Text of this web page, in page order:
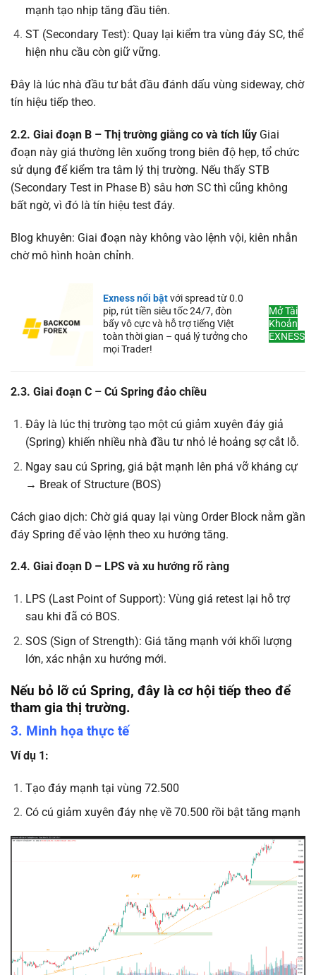
mạnh tạo nhịp tăng đầu tiên.
ST (Secondary Test): Quay lại kiểm tra vùng đáy SC, thể
hiện nhu cầu còn giữ vững.
Đây là lúc nhà đầu tư bắt đầu đánh dấu vùng sideway, chờ
tín hiệu tiếp theo.
2.2. Giai đoạn B – Thị trường giằng co và tích lũy Giai
đoạn này giá thường lên xuống trong biên độ hẹp, tổ chức
sử dụng để kiểm tra tâm lý thị trường. Nếu thấy STB
(Secondary Test in Phase B) sâu hơn SC thì cũng không
bất ngờ, vì đó là tín hiệu test đáy.
Blog khuyên: Giai đoạn này không vào lệnh vội, kiên nhẫn
chờ mô hình hoàn chỉnh.
Exness nổi bậtvới spread từ 0.0
pip, rút tiền siêu tốc 24/7, đòn
bẩy vô cực và hỗ trợ tiếng Việt
toàn thời gian – quá lý tưởng cho
mọi Trader!
Mở Tài
Khoản
EXNESS
2.3. Giai đoạn C – Cú Spring đảo chiều
Đây là lúc thị trường tạo một cú giảm xuyên đáy giả
(Spring) khiến nhiều nhà đầu tư nhỏ lẻ hoảng sợ cắt lỗ.
Ngay sau cú Spring, giá bật mạnh lên phá vỡ kháng cự
→ Break of Structure (BOS)
Cách giao dịch: Chờ giá quay lại vùng Order Block nằm gần
đáy Spring để vào lệnh theo xu hướng tăng.
2.4. Giai đoạn D – LPS và xu hướng rõ ràng
LPS (Last Point of Support): Vùng giá retest lại hỗ trợ
sau khi đã có BOS.
SOS (Sign of Strength): Giá tăng mạnh với khối lượng
lớn, xác nhận xu hướng mới.
Nếu bỏ lỡ cú Spring, đây là cơ hội tiếp theo để
tham gia thị trường.
3. Minh họa thực tế
Ví dụ 1:
Tạo đáy mạnh tại vùng 72.500
Có cú giảm xuyên đáy nhẹ về 70.500 rồi bật tăng mạnh